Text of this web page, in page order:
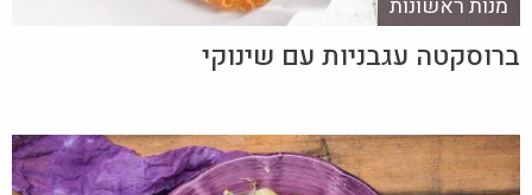
מנות ראשונות
ברוסקטה עגבניות עם שינוקי